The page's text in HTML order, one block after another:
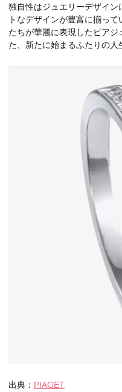
独自性はジュエリーデザイ
トなデザインが豊富に揃っ
たちが華麗に表現したピア
た、新たに始まるふたりの人
出典： PIAGET